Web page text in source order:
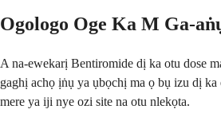
Ogologo Oge Ka M Ga-
A na-ewekarị Bentiromide dị ka otu dose
gaghị achọ ịṅụ ya ụbọchị ma ọ bụ izu dị
mere ya iji nye ozi site na otu nlekọta.